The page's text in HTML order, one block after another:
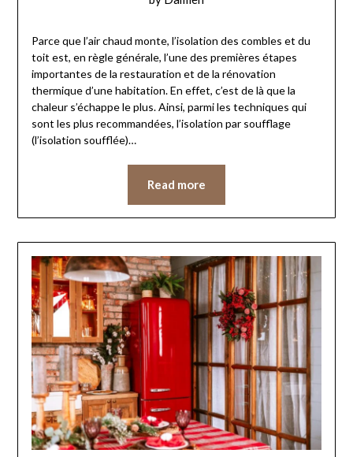
Parce que l’air chaud monte, l’isolation des combles et du
toit est, en règle générale, l’une des premières étapes
importantes de la restauration et de la rénovation
thermique d’une habitation. En effet, c’est de là que la
chaleur s’échappe le plus. Ainsi, parmi les techniques qui
sont les plus recommandées, l’isolation par soufflage
(l’isolation soufflée)…
Read more